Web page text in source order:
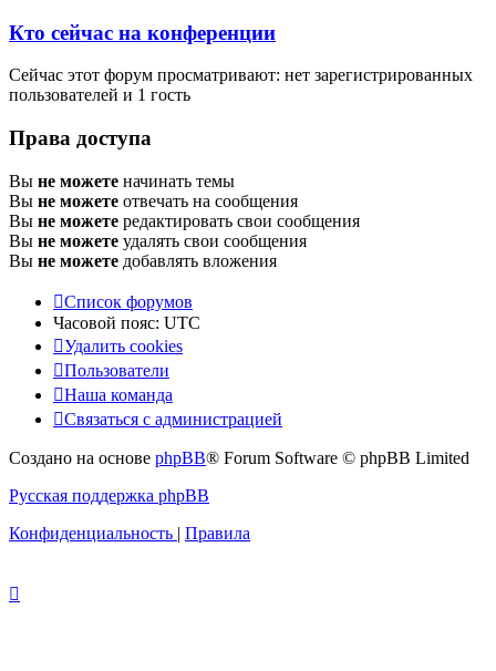
Кто сейчас на конференции
Сейчас этот форум просматривают: нет зарегистрированных
пользователей и 1 гость
Права доступа
Вы не можете начинать темы
Вы не можете отвечать на сообщения
Вы не можете редактировать свои сообщения
Вы не можете удалять свои сообщения
Вы не можете добавлять вложения
Список форумов
Часовой пояс: UTC
Удалить cookies
Пользователи
Наша команда
Связаться с администрацией
Создано на основе phpBB® Forum Software © phpBB Limited
Русская поддержка phpBB
Конфиденциальность | Правила